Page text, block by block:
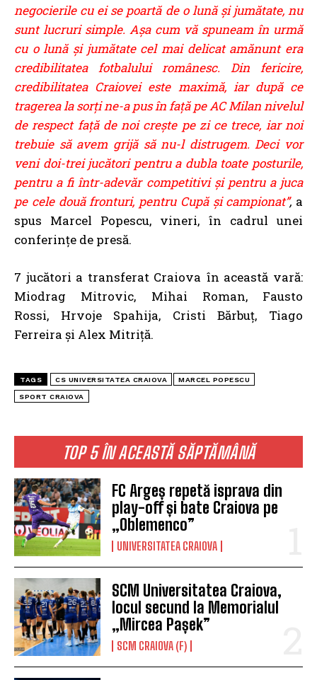
TOP 5 ÎN ACEASTĂ SĂPTĂMÂNĂ
FC Argeș repetă isprava din
play-off și bate Craiova pe
„Oblemenco”
UNIVERSITATEA CRAIOVA
SCM Universitatea Craiova,
locul secund la Memorialul
„Mircea Pașek”
SCM CRAIOVA (F)
negocierile cu ei se poartă de o lună și jumătate, nu
sunt lucruri simple. Așa cum vă spuneam în urmă
cu o lună și jumătate cel mai delicat amănunt era
credibilitatea fotbalului românesc. Din fericire,
credibilitatea Craiovei este maximă, iar după ce
tragerea la sorți ne-a pus în față pe AC Milan nivelul
de respect față de noi crește pe zi ce trece, iar noi
trebuie să avem grijă să nu-l distrugem. Deci vor
veni doi-trei jucători pentru a dubla toate posturile,
pentru a fi într-adevăr competitivi și pentru a juca
pe cele două fronturi, pentru Cupă și campionat”, a
spus Marcel Popescu, vineri, în cadrul unei
conferințe de presă.
7 jucători a transferat Craiova în această vară:
Miodrag Mitrovic, Mihai Roman, Fausto
Rossi, Hrvoje Spahija, Cristi Bărbuț, Tiago
Ferreira și Alex Mitriță.
TAGS CS UNIVERSITATEA CRAIOVA MARCEL POPESCU
SPORT CRAIOVA